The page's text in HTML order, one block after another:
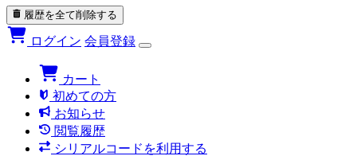
履歴を全て削除する
ログイン 会員登録
カート
初めての方
お知らせ
閲覧履歴
シリアルコードを利用する